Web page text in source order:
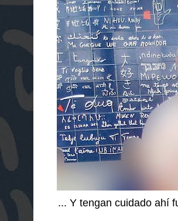
... Y tengan cuidado ahí